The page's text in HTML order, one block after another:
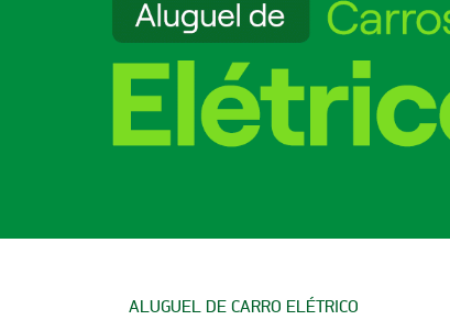
ALUGUEL DE CARRO ELÉTRICO